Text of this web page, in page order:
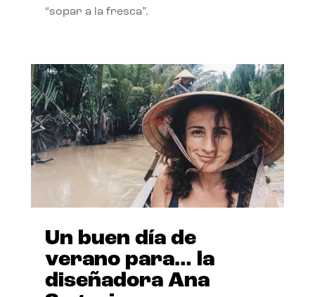
“sopar a la fresca”.
Un buen día de
verano para… la
diseñadora Ana